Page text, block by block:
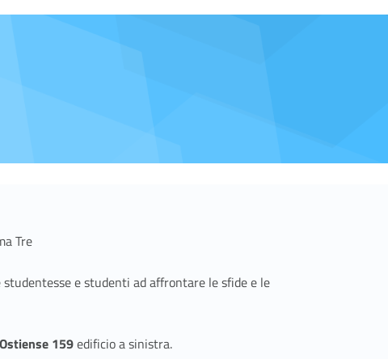
Tre
e studenti ad affrontare le sfide e le
159edificio a sinistra.